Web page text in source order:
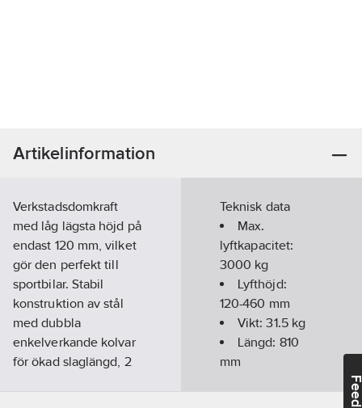
Artikelinformation
Verkstadsdomkraft
med låg lägsta höjd på
endast 120 mm, vilket
gör den perfekt till
sportbilar. Stabil
konstruktion av stål
med dubbla
enkelverkande kolvar
för ökad slaglängd, 2
Teknisk data
Max.
lyftkapacitet:
3000 kg
Lyfthöjd:
120-460 mm
Vikt:31.5kg
Längd: 810
mm